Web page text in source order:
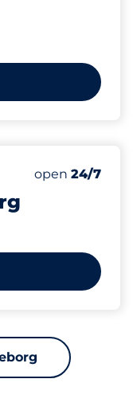
Number of
Total Spaces
Friday
open 24/7